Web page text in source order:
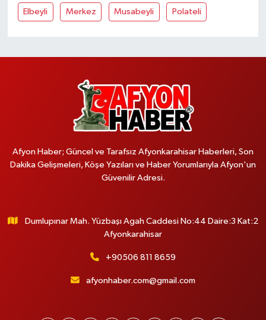
Elbeyli Merkez Musabeyli Polateli
Afyon Haber; Güncel ve Tarafsız Afyonkarahisar Haberleri, Son
Dakika Gelişmeleri, Köşe Yazıları ve Haber Yorumlarıyla Afyon'un
Güvenilir Adresi.
Dumlupınar Mah. Yüzbaşı Agah Caddesi No:44 Daire:3 Kat:2
Afyonkarahisar
+90506 811 8659
afyonhaber.com@gmail.com